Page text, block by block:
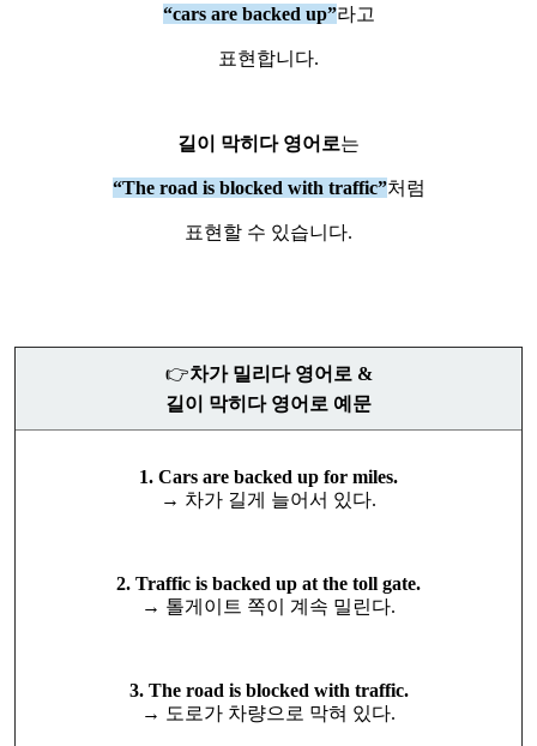
“cars are backed up”라고
표현합니다.
길이 막히다 영어로는
“The road is blocked with traffic”처럼
표현할 수 있습니다.
👉차가 밀리다 영어로 &
길이 막히다 영어로 예문
1. Cars are backed up for miles.
→ 차가 길게 늘어서 있다.
2. Traffic is backed up at the toll gate.
→ 톨게이트 쪽이 계속 밀린다.
3. The road is blocked with traffic.
→ 도로가 차량으로 막혀 있다.